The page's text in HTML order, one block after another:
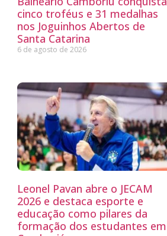
cinco troféus e 31 medalhas
nos Joguinhos Abertos de
Santa Catarina
6 de agosto de 2026
Leonel Pavan abre o JECAM
2026 e destaca esporte e
educação como pilares da
formação dos estudantes em